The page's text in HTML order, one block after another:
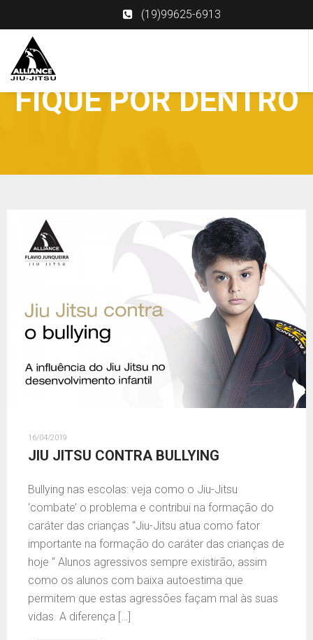
(19)99625-6913
FIQUE POR DENTRO
16/04/2019
JIU JITSU CONTRA BULLYING
Bullying nas escolas: veja como o Jiu-Jitsu
‘combate’ o problema e contribui na formação do
caráter das crianças “Jiu-Jitsu atua como fator
importante na formação do caráter das crianças de
hoje “ Alunos agressivos sempre existirão, assim
como os alunos com baixa autoestima que
permitem que estas agressões façam mal às suas
vidas. A diferença […]